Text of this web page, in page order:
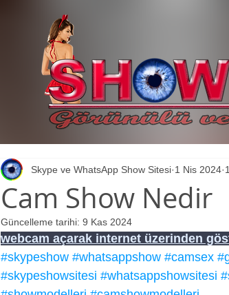
Cam Show Nedir
Skype ve WhatsApp Show Sitesi 1 Nis 2024
Güncelleme tarihi: 9 Kas 2024
webcam açarak internet üzerinden
#skypeshow #whatsappshow #camsex
#skypeshowsitesi #whatsappshowsitesi